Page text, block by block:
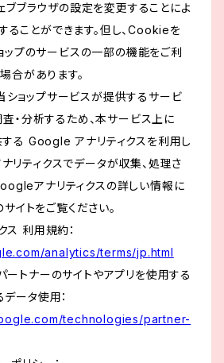
ブブラウザの設定を変更することによ
ことができます。但し、Cookieを
ップのサービスの一部の機能をご利
合があります。
当ショップサービスが提供するサービ
・分析するため、本サービス上に
る Google アナリティクスを利用し
リティクスでデータが収集、処理さ
アナリティクスの詳しい情報に
イトをご覧ください。
ス 利用規約：
analytics/terms/jp.html
トナーのサイトやアプリを使用する
ータ使用：
technologies/partner-